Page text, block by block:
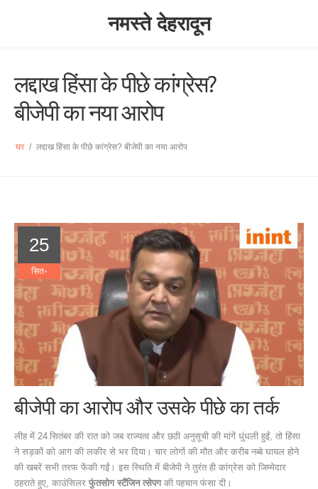
नमस्ते देहरादून
लद्दाख हिंसा के पीछे कांग्रेस?
बीजेपी का नया आरोप
घर / लद्दाख हिंसा के पीछे कांग्रेस? बीजेपी का नया आरोप
25
सित॰
बीजेपी का आरोप और उसके पीछे का तर्क
लीह में 24 सितंबर की रात को जब राज्यत्व और छठी अनुसूची की मांगें धुंधली हुईं, तो हिंसा
ने सड़कों को आग की लकीर से भर दिया। चार लोगों की मौत और करीब नब्बे घायल होने
की खबरें सभी तरफ फेंकी गईं। इस स्थिति में बीजेपी ने तुरंत ही कांग्रेस को जिम्मेदार
ठहराते हुए, काउंसिलर फुंतसोग स्टैंजिन त्सेपगकी पहचान फंसा दी।